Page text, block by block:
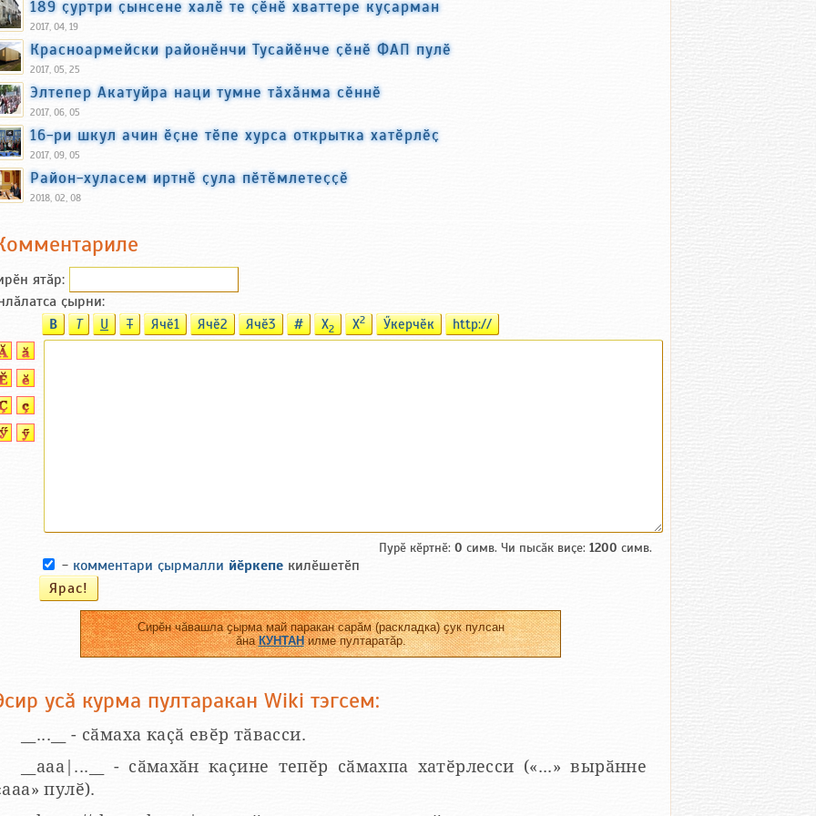
189 ҫуртри ҫынсене халӗ те ҫӗнӗ хваттере куҫарман
2017, 04, 19
Красноармейски районӗнчи Тусайӗнче ҫӗнӗ ФАП пулӗ
2017, 05, 25
Элтепер Акатуйра наци тумне тӑхӑнма сӗннӗ
2017, 06, 05
16-ри шкул ачин ӗҫне тӗпе хурса открытка хатӗрлӗҫ
2017, 09, 05
Район-хуласем иртнӗ ҫула пӗтӗмлетеҫҫӗ
2018, 02, 08
ятӑp:
ҫырни:
B T U T Ячӗ1 Ячӗ2 Ячӗ3 # X2 X2 Ӳкерчӗк http://
Пурӗ кӗртнӗ: 0 симв. Чи пысӑк виҫе: 1200 симв.
- комментари ҫырмалли йӗркепе килӗшетӗп
Сирӗн чӑвашла ҫырма май паракан сарӑм (раскладка) ҫук пулсан
ӑнаКУНТАНилме пултаратӑр.
усӑ курма пултаракан Wiki тэгсем:
__...__ - сӑмаха каҫӑ евӗр тӑвасси.
__aaa|...__ - сӑмахӑн каҫине тепӗр сӑмахпа хатӗрлесси («...» вырӑнне
пулӗ).